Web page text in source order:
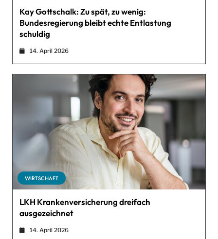
Kay Gottschalk: Zu spät, zu wenig:
Bundesregierung bleibt echte Entlastung
schuldig
14. April 2026
WIRTSCHAFT
LKH Krankenversicherung dreifach
ausgezeichnet
14. April 2026